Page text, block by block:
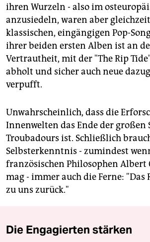
ihren Wurzeln - also im
anzusiedeln, waren aber
klassischen, eingängigen Pop-
ihrer beiden ersten Alben ist an
Vertrautheit, mit der "The Rip
abholt und sicher auch neue
verpufft.
Unwahrscheinlich, dass die
Innenwelten das Ende der großen
Troubadours ist. Schließlich
Selbsterkenntnis - zumindest
französischen Philosophen Albert
mag - immer auch die Ferne: "Das
zu uns zurück."
Die Engagierten stärken